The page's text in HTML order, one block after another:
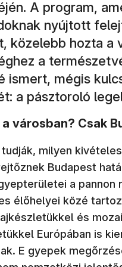
A program,
nyújtott
közelebb hozta a
a
ismert, mégis
a pásztoroló
városban? Csak
tudják, milyen
Budapest
a pannon
élőhelyei közé
és
Európában is
E gyepek